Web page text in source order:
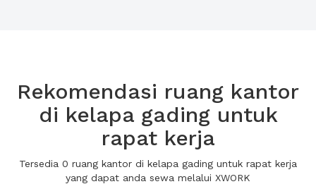
Rekomendasi ruang kantor
di kelapa gading untuk
rapat kerja
Tersedia 0 ruang kantor di kelapa gading untuk rapat kerja
yang dapat anda sewa melalui XWORK